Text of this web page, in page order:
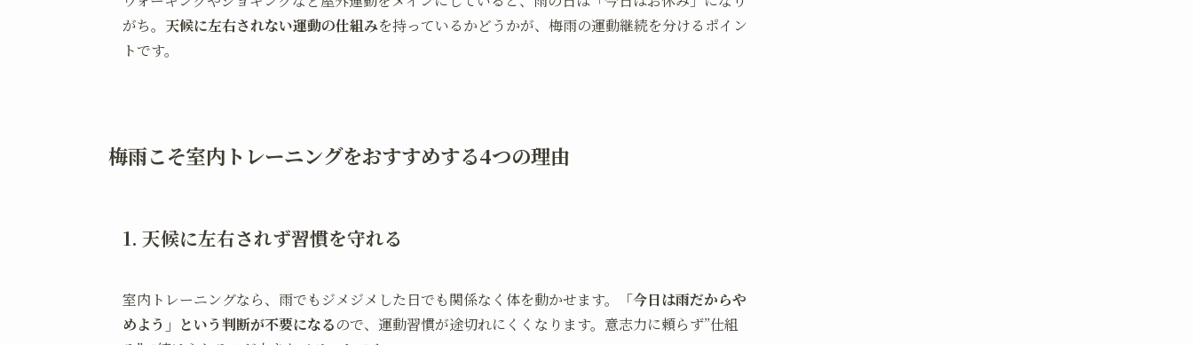
がち。 天候に左右されない運動の仕組みを持っているかどうかが、梅雨の運動継続を分けるポイン
トです。
梅雨こそ室内トレーニングをおすすめする4つの理由
1. 天候に左右されず習慣を守れる
室内トレーニングなら、雨でもジメジメした日でも関係なく体を動かせます。
「今日は雨だからや
めよう」という判断が不要になるので、運動習慣が途切れにくくなります。意志力に頼らず”仕組